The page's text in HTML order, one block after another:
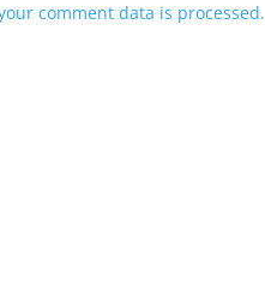
comment data is processed.